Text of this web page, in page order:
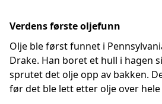
Verdens første oljefunn
Olje ble først funnet i
Drake. Han boret et hull i hagen
sprutet det olje opp av bakken.
før det ble lett etter olje over hele